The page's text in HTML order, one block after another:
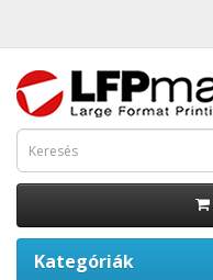
Kategóriák